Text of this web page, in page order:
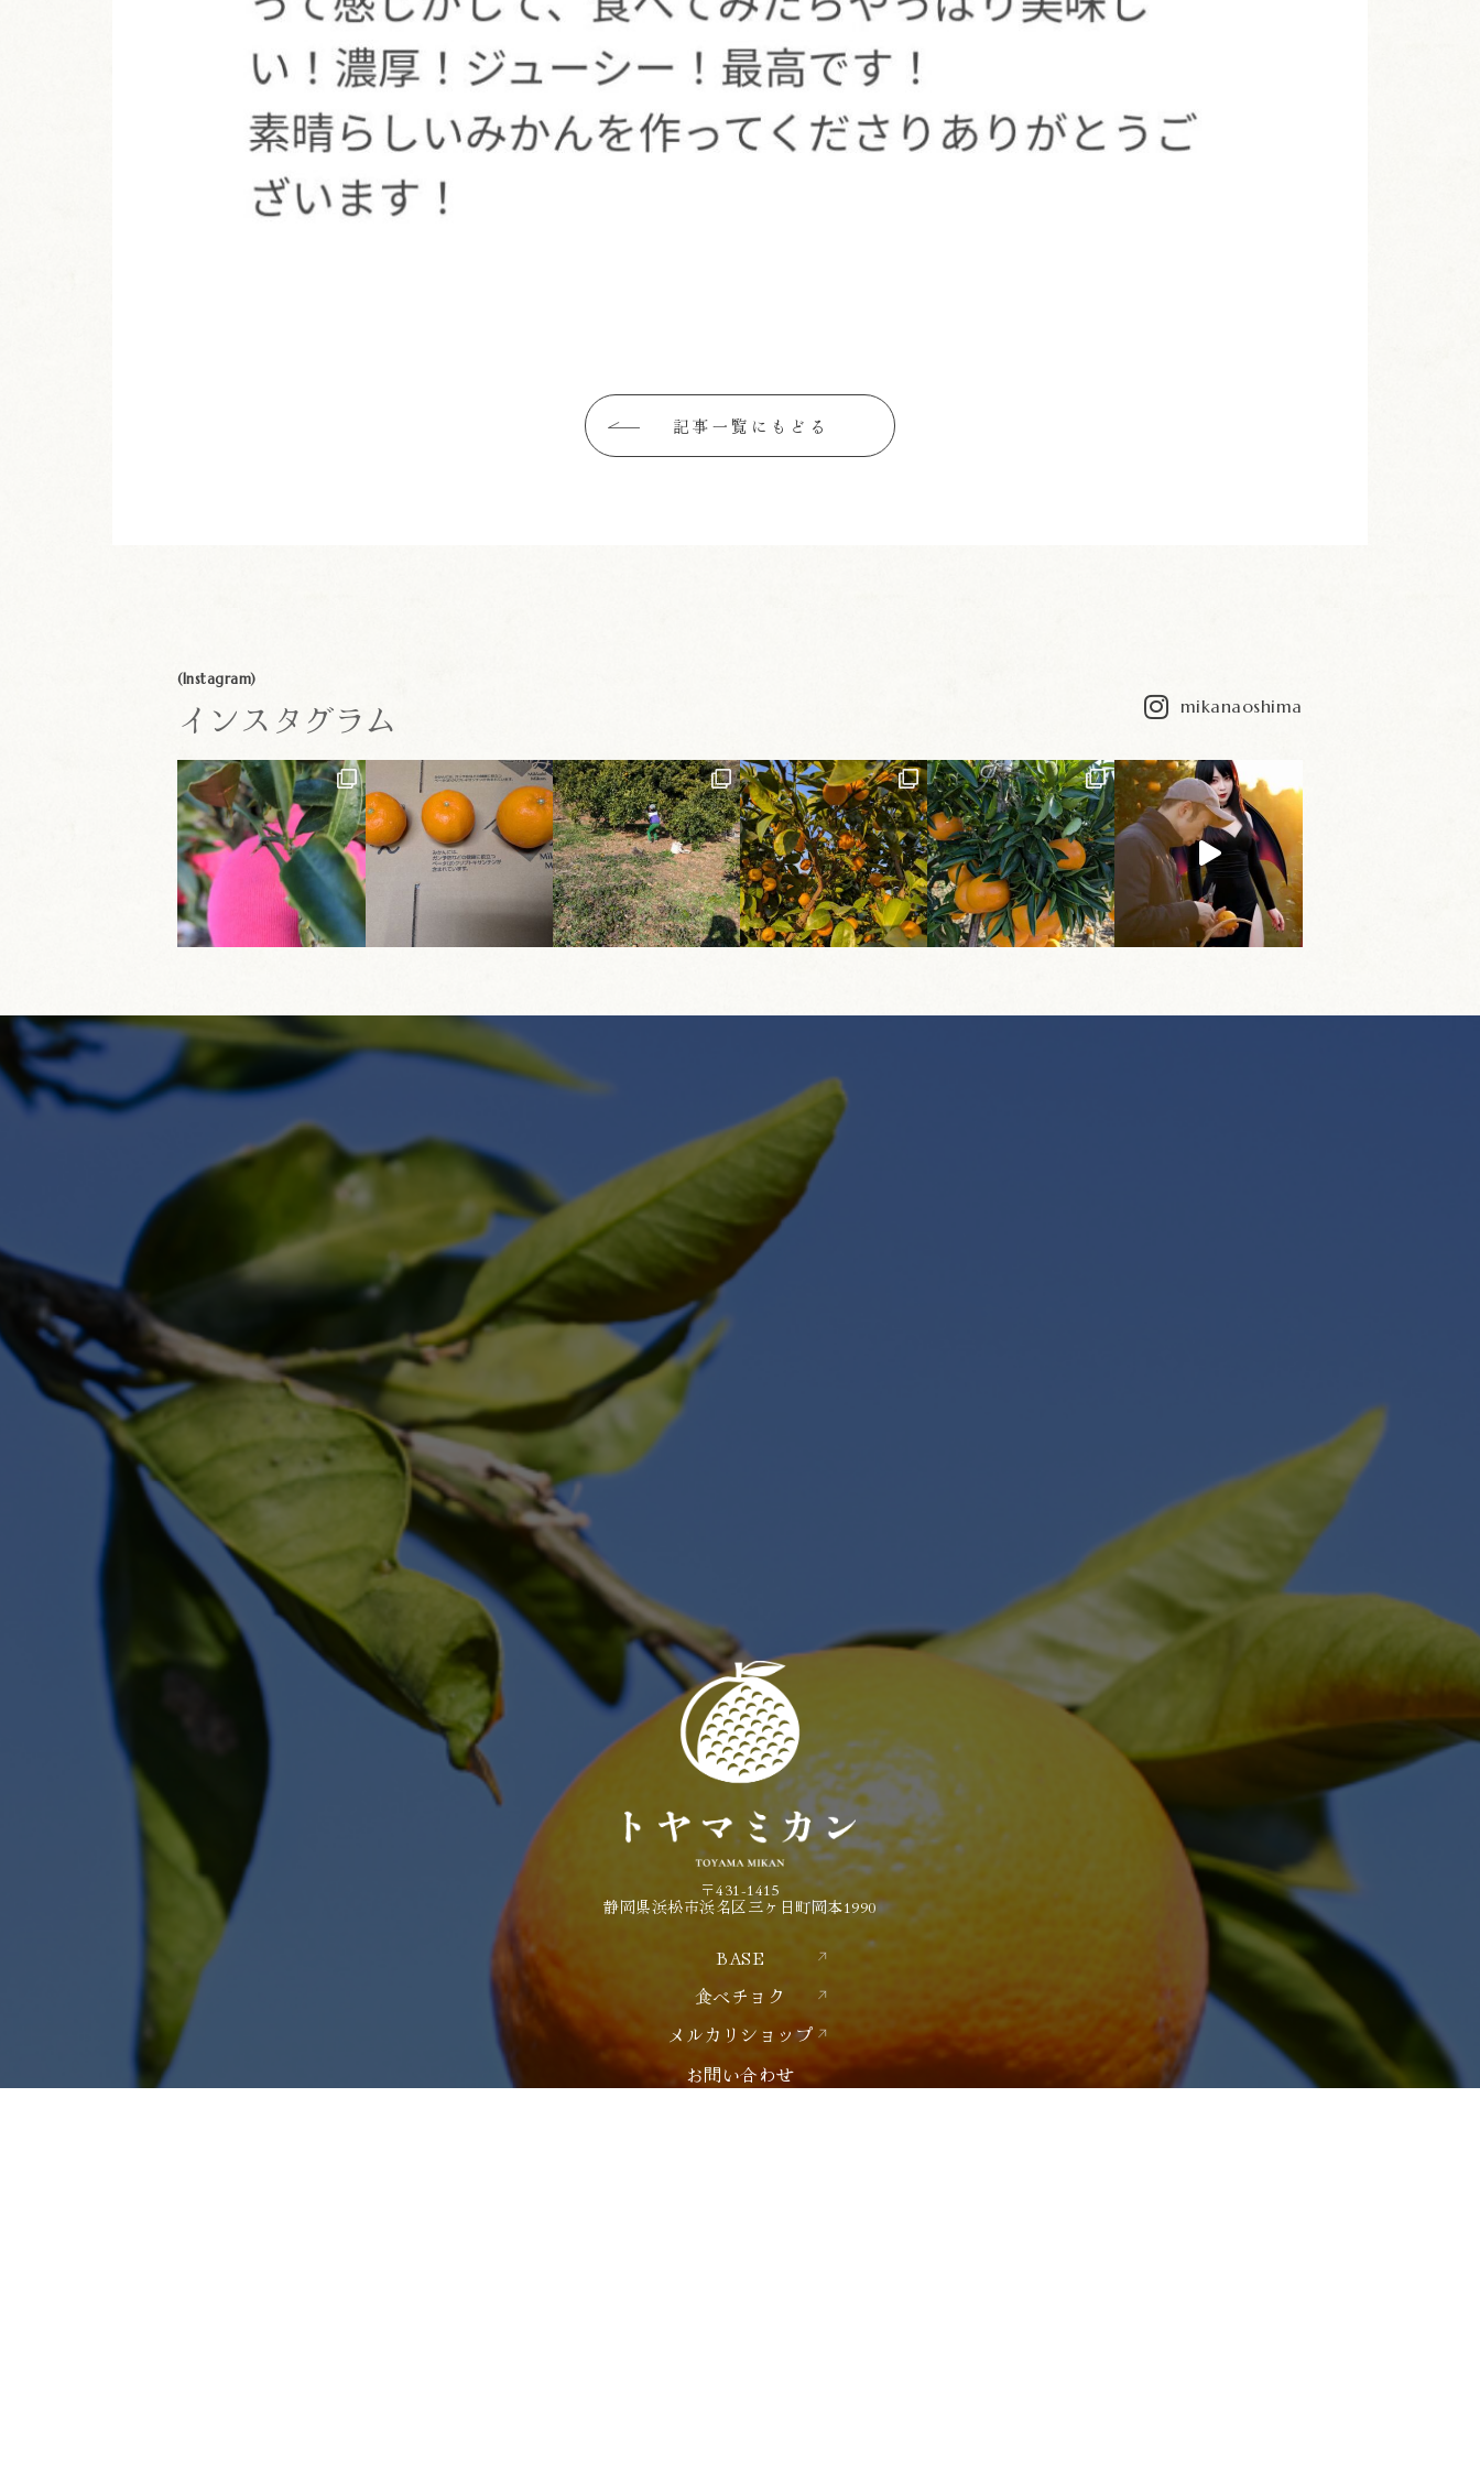
記事一覧にもどる
(Instagram)
インスタグラム mikanaoshima
〒431-1415
静岡県浜松市浜名区三ヶ日町岡本1990
BASE
食べチョク
メルカリショップ
お問い合わせ